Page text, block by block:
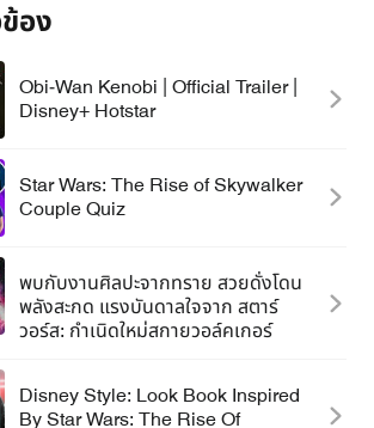
อง
Obi-Wan Kenobi | Official Trailer |
Disney+ Hotstar
Star Wars: The Rise of Skywalker
Couple Quiz
พบกับงานศิลปะจากทราย สวยดั่งโดน
พลังสะกด แรงบันดาลใจจาก สตาร์
วอร์ส: กำเนิดใหม่สกายวอล์คเกอร์
Disney Style: Look Book Inspired
By Star Wars: The Rise Of